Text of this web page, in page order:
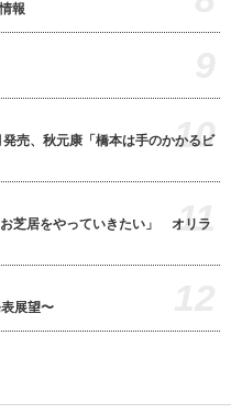
報
売、秋元康「橋本は手のかかるビ
10
芝居をやっていきたい」 オリラ
11
展望〜